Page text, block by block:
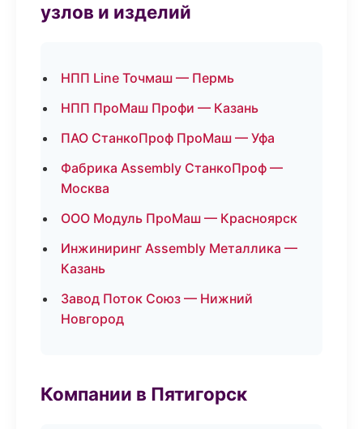
узлов и изделий
НПП Line Точмаш — Пермь
НПП ПроМаш Профи — Казань
ПАО СтанкоПроф ПроМаш — Уфа
Фабрика Assembly СтанкоПроф —
Москва
ООО Модуль ПроМаш — Красноярск
Инжиниринг Assembly Металлика —
Казань
Завод Поток Союз — Нижний
Новгород
Компании в Пятигорск